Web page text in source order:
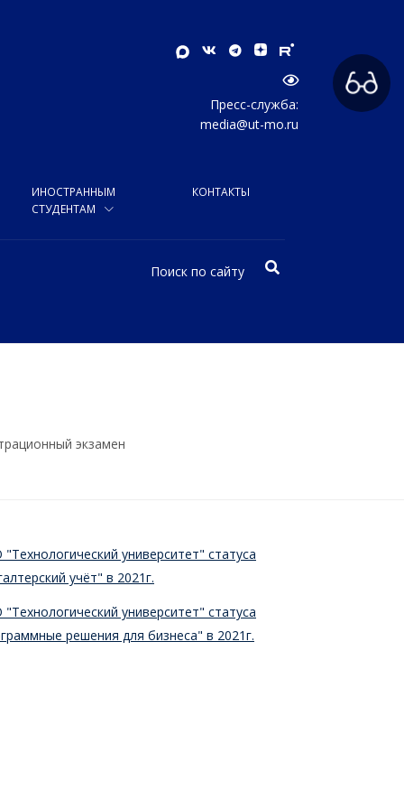
Пресс-служба:
media@ut-mo.ru
ИНОСТРАННЫМ
СТУДЕНТАМ
КОНТАКТЫ
экзамен
университет" статуса
учёт" в 2021г.
университет" статуса
решения для бизнеса" в 2021г.